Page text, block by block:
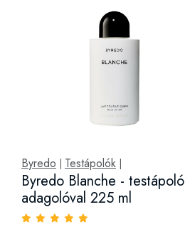
Byredo Testápolók|
Byredo Blanche - testápoló
adagolóval 225 ml